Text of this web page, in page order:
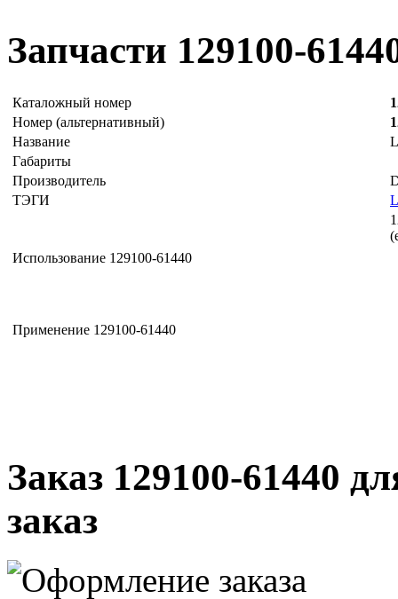
Запчасти 129100-
Каталожный номер
Номер (альтернативный)
Название
Габариты
Производитель
ТЭГИ
Использование 129100-61440
Применение 129100-61440
Заказ 129100-61440
заказ